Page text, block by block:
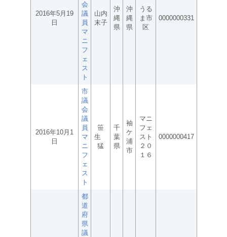
2016年5月19
日
会
議
員
マ
ニ
フ
ェ
ス
ト
山内
末子
沖
縄
県
沖
縄
県
うる
ま市
区
0000000331
2016年10月1
日
市
議
会
議
員
マ
ニ
フ
ェ
ス
ト
笹
生
猛
千
葉
県
袖
ケ
浦
市
マニ
フェ
スト
２０
１６
0000000417
都
道
府
県
議